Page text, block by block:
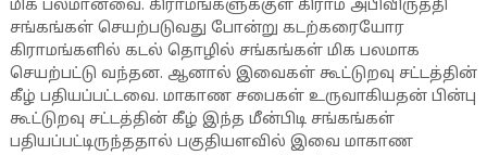
மிக பலமானவை. கிராமங்களுக்குள் கிராம அபிவிருத்தி
சங்கங்கள் செயற்படுவது போன்று கடற்கரையோர
கிராமங்களில் கடல் தொழில் சங்கங்கள் மிக பலமாக
செயற்பட்டு வந்தன. ஆனால் இவைகள் கூட்டுறவு சட்டத்தின்
கீழ் பதியப்பட்டவை. மாகாண சபைகள் உருவாகியதன் பின்பு
கூட்டுறவு சட்டத்தின் கீழ் இந்த மீன்பிடி சங்கங்கள்
பதியப்பட்டிருந்ததால் பகுதியளவில் இவை மாகாண